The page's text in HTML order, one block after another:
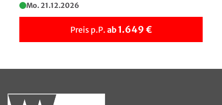
Mo. 21.12.2026
Preis p.P. ab 1.649 €